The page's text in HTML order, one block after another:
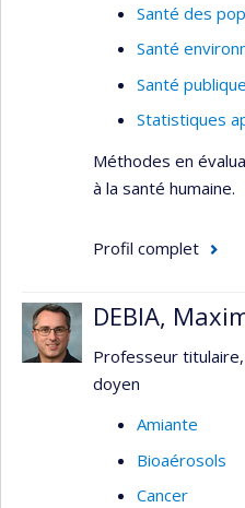
Santé des
Santé
Santé publique
Statistiques
Méthodes en
à la santé humaine.
Profil complet
DEBIA,
Professeur
doyen
Amiante
Bioaérosols
Cancer